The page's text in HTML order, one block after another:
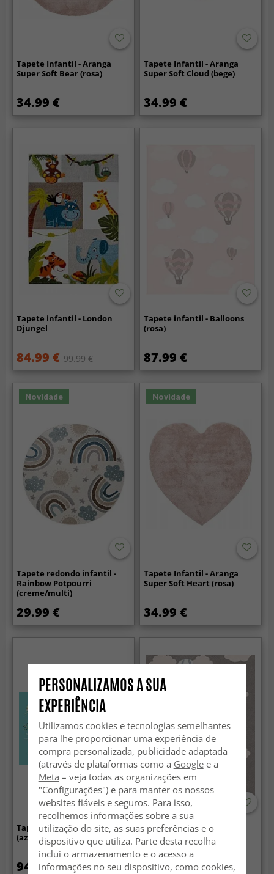
Tapete Infantil - Aranga
Super Soft Bear (rosa)
34.99 €
Tapete Infantil - Aranga
Super Soft Cloud (bege)
34.99 €
Tapete infantil - London
Djungel
84.99 € 99.99 €
Tapete infantil - Balloons
(rosa)
87.99 €
Novidade
Tapete redondo infantil -
Rainbow Potpourri
(creme/multi)
29.99 €
Novidade
Tapete Infantil - Aranga
Super Soft Heart (rosa)
34.99 €
Tapete infantil - World Map
(azul/multi)
94.99 €
Tapete infantil - Balloons
(azul)
87.99 €
PERSONALIZAMOS A SUA
EXPERIÊNCIA
Utilizamos cookies e tecnologias semelhantes
para lhe proporcionar uma experiência de
compra personalizada, publicidade adaptada
(através de plataformas como a Googlee a
Meta – veja todas as organizações em
"Configurações") e para manter os nossos
websites fiáveis e seguros. Para isso,
recolhemos informações sobre a sua
utilização do site, as suas preferências e o
dispositivo que utiliza. Parte desta recolha
inclui o armazenamento e o acesso a
informações no seu dispositivo, como cookies,